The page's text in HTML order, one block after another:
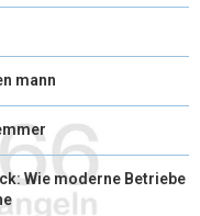
mann
Wie moderne Betriebe